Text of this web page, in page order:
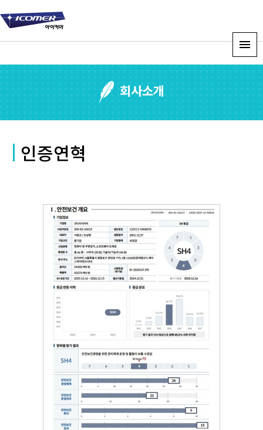
회사소개
인증연혁